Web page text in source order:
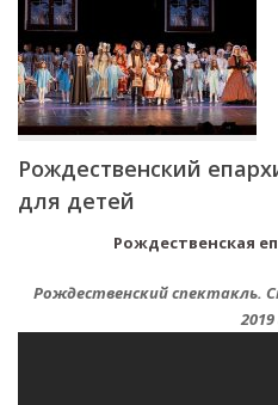
Рождественский
для детей
Рождественская
Рождественский спектакль.
2019